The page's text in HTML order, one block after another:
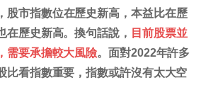
股市指數位在歷史新高，本益比在歷
在歷史新高。換句話說， 目前股票並
需要承擔較大風險。面對2022年許多
比看指數重要，指數或許沒有太大空